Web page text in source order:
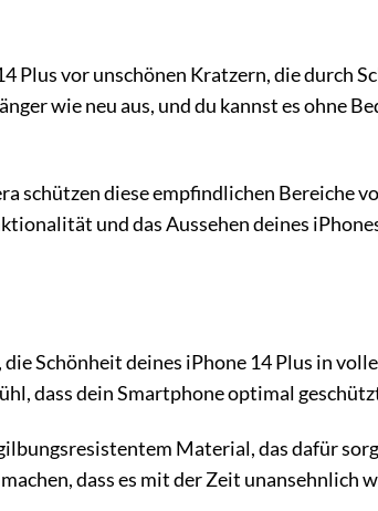
Plus vor unschönen Kratzern, die durch
wie neu aus, und du kannst es ohne
schützen diese empfindlichen Bereiche
und das Aussehen deines
Schönheit deines iPhone 14 Plus in
dass dein Smartphone optimal
Material, das dafür
dass es mit der Zeit unansehnlich